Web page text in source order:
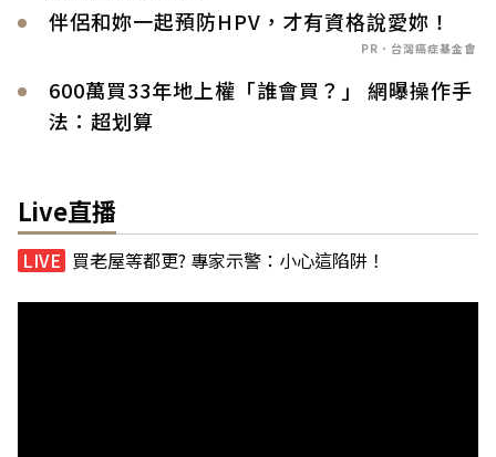
伴侶和妳一起預防HPV，才有資格說愛妳！
PR．台灣癌症基金會
600萬買33年地上權「誰會買？」 網曝操作手
法：超划算
Live直播
買老屋等都更? 專家示警：小心這陷阱！